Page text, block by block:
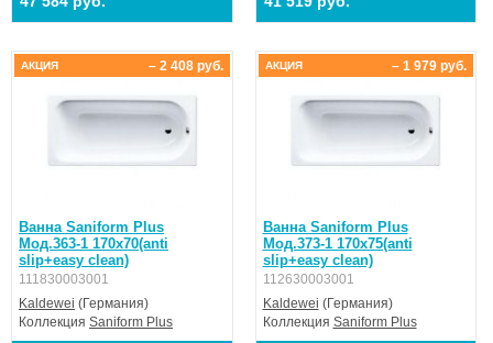
Ванна Saniform Plus
Мод.363-1 170х70(anti
slip+easy clean)
111830003001
Kaldewei (Германия)
Коллекция Saniform Plus
– 2 408 руб.
АКЦИЯ
Ванна Saniform Plus
Мод.373-1 170х75(anti
slip+easy clean)
112630003001
Kaldewei (Германия)
Коллекция Saniform Plus
– 1 979 руб.
АКЦИЯ